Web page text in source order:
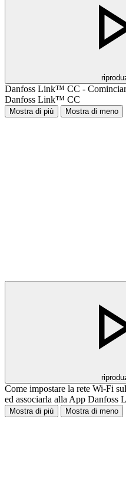
Danfoss Link™ CC -
Danfoss Link™ CC
Mostra di più Mostra di meno
Come impostare la rete Wi-Fi
ed associarla alla App Danfoss
Mostra di più Mostra di meno